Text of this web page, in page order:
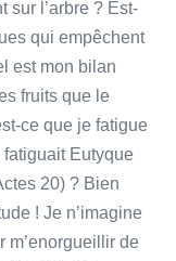
sur l’arbre ? Est-
qui empêchent
est mon bilan
fruits que le
ce que je fatigue
fatiguait Eutyque
20) ? Bien
! Je n’imagine
m’enorgueillir de